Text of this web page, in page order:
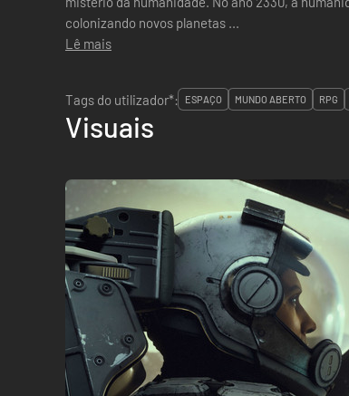
colonizando novos planetas ...
Lê mais
Tags do utilizador*:
ESPAÇO MUNDO ABERTO RPG
Visuais